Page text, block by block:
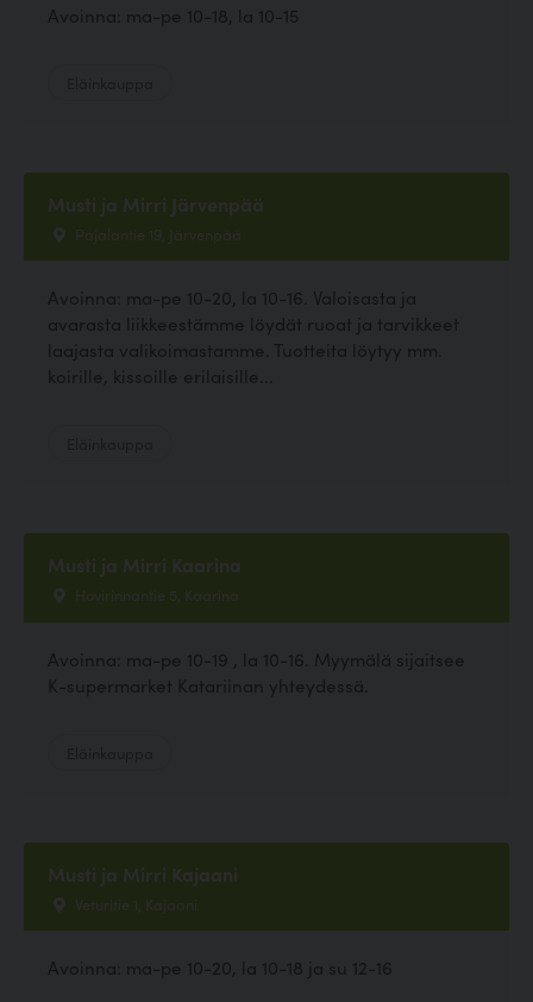
Avoinna: ma-pe 10-18, la 10-15
Musti ja Mirri Järvenpää
Pajalantie 19, Järvenpää
Avoinna: ma-pe 10-20, la 10-16. Valoisasta ja
avarasta liikkeestämme löydät ruoat ja tarvikkeet
laajasta valikoimastamme. Tuotteita löytyy mm.
koirille, kissoille erilaisille...
Musti ja Mirri Kaarina
Hovirinnantie 5, Kaarina
Avoinna: ma-pe 10-19 , la 10-16. Myymälä sijaitsee
K-supermarket Katariinan yhteydessä.
Musti ja Mirri Kajaani
Veturitie 1, Kajaani
Avoinna: ma-pe 10-20, la 10-18 ja su 12-16